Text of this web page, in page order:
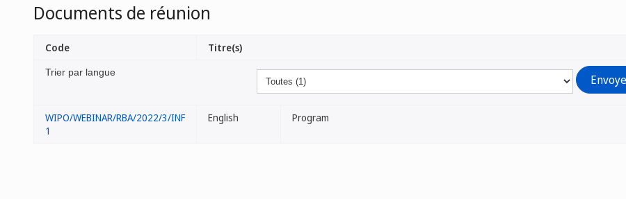
Documents de réunion
Trier par langue
Code Titre(s)
WIPO/WEBINAR/RBA/2022/3/INF
1
English Program